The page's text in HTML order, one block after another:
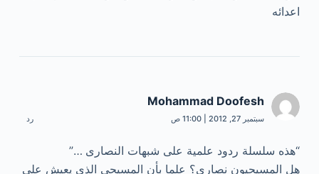
اعدائه
Mohammad Doofesh
سبتمبر 27, 2012 | 11:00 ص رد
“هذه سلسلة ردود علمية على شبهات النصارى …”
هل المسيحيون نصارى؟ علما بأن المسيحي الذي يعيش على